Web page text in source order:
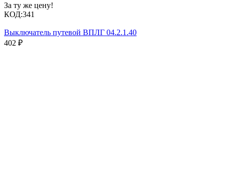
За ту же цену!
КОД:341
Выключатель путевой ВПЛГ 04.2.1.40
402 ₽